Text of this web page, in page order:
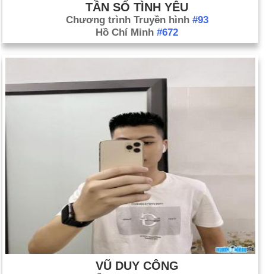
TẦN SỐ TÌNH YÊU
Chương trình Truyền hình #93
Hồ Chí Minh #672
VŨ DUY CÔNG